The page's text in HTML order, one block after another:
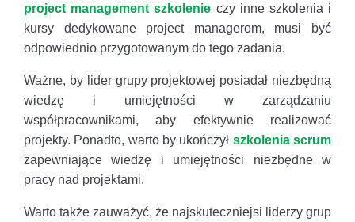
project management szkolenie czy inne szkolenia i
kursy dedykowane project managerom, musi być
odpowiednio przygotowanym do tego zadania.
Ważne, by lider grupy projektowej posiadał niezbędną
wiedzę i umiejętności w zarządzaniu
współpracownikami, aby efektywnie realizować
projekty. Ponadto, warto by ukończył szkolenia scrum
zapewniające wiedzę i umiejętności niezbędne w
pracy nad projektami.
Warto także zauważyć, że najskuteczniejsi liderzy grup